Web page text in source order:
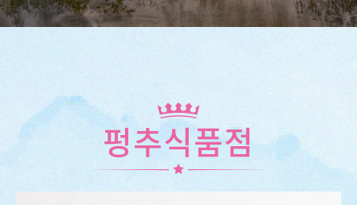
펑추식품점